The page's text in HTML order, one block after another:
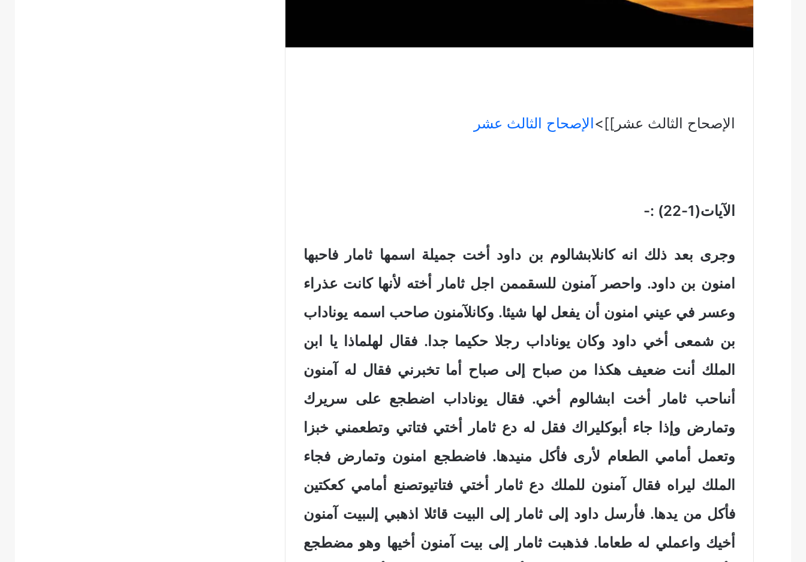
الإصحاح الثالث عشر]]>الإصحاح الثالث عشر
الآيات(1-22) :-
وجرى بعد ذلك انه كانلابشالوم بن داود أخت جميلة اسمها ثامار فاحبها
امنون بن داود. واحصر آمنون للسقممن اجل ثامار أخته لأنها كانت عذراء
وعسر في عيني امنون أن يفعل لها شيئا. وكانلآمنون صاحب اسمه يوناداب
بن شمعى أخي داود وكان يوناداب رجلا حكيما جدا. فقال لهلماذا يا ابن
الملك أنت ضعيف هكذا من صباح إلى صباح أما تخبرني فقال له آمنون
أنىاحب ثامار أخت ابشالوم أخي. فقال يوناداب اضطجع على سريرك
وتمارض وإذا جاء أبوكليراك فقل له دع ثامار أختي فتاتي وتطعمني خبزا
وتعمل أمامي الطعام لأرى فأكل منيدها. فاضطجع امنون وتمارض فجاء
الملك ليراه فقال آمنون للملك دع ثامار أختي فتاتيوتصنع أمامي كعكتين
فأكل من يدها. فأرسل داود إلى ثامار إلى البيت قائلا اذهبي إلىبيت آمنون
أخيك واعملي له طعاما. فذهبت ثامار إلى بيت آمنون أخيها وهو مضطجع